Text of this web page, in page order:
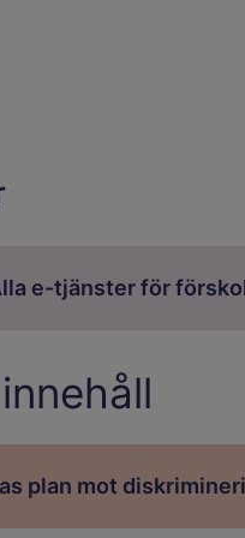
e-tjänster för
plan mot